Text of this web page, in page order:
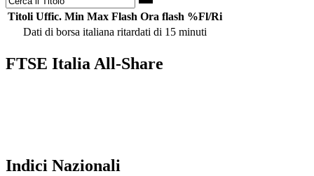
Titoli Uffic. Min Max Flash Ora flash %Fl/Ri
Dati di borsa italiana ritardati di 15 minuti
FTSE Italia All-Share
Indici Nazionali